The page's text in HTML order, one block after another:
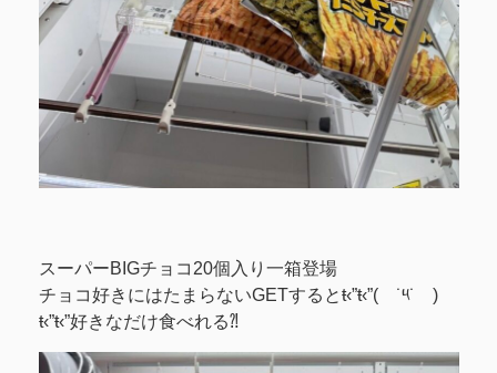
スーパーBIGチョコ20個入り一箱登場
チョコ好きにはたまらないGETするとŧ‹”ŧ‹”( ˙༥˙ )
ŧ‹”ŧ‹”好きなだけ食べれる⁈